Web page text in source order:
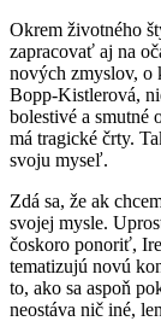
Okrem životného
zapracovať aj na
nových zmyslov, o
Bopp-Kistlerová,
bolestivé a smutné
má tragické črty.
svoju myseľ.
Zdá sa, že ak
svojej mysle.
čoskoro ponoriť,
tematizujú novú
to, ako sa aspoň
neostáva nič iné,